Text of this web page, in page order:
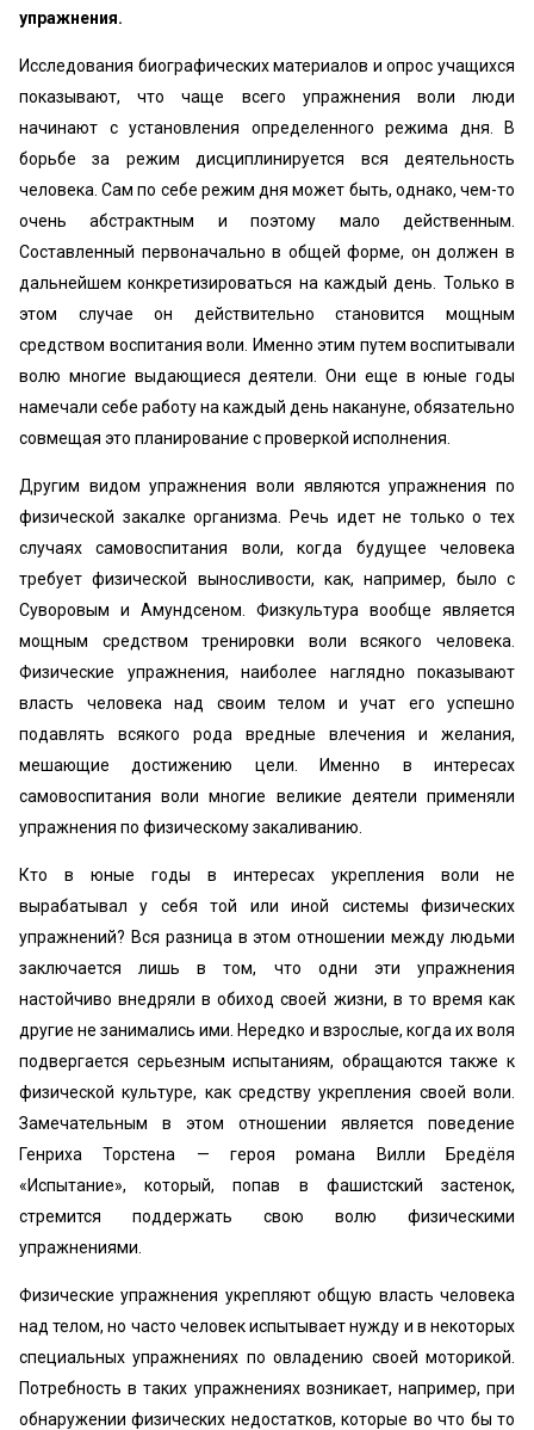
упражнения.
Исследования биографических материалов и опрос учащихся
показывают, что чаще всего упражнения воли люди
начинают с установления определенного режима дня. В
борьбе за режим дисциплинируется вся деятельность
человека. Сам по себе режим дня может быть, однако, чем-то
очень абстрактным и поэтому мало действенным.
Составленный первоначально в общей форме, он должен в
дальнейшем конкретизироваться на каждый день. Только в
этом случае он действительно становится мощным
средством воспитания воли. Именно этим путем воспитывали
волю многие выдающиеся деятели. Они еще в юные годы
намечали себе работу на каждый день накануне, обязательно
совмещая это планирование с проверкой исполнения.
Другим видом упражнения воли являются упражнения по
физической закалке организма. Речь идет не только о тех
случаях самовоспитания воли, когда будущее человека
требует физической выносливости, как, например, было с
Суворовым и Амундсеном. Физкультура вообще является
мощным средством тренировки воли всякого человека.
Физические упражнения, наиболее наглядно показывают
власть человека над своим телом и учат его успешно
подавлять всякого рода вредные влечения и желания,
мешающие достижению цели. Именно в интересах
самовоспитания воли многие великие деятели применяли
упражнения по физическому закаливанию.
Кто в юные годы в интересах укрепления воли не
вырабатывал у себя той или иной системы физических
упражнений? Вся разница в этом отношении между людьми
заключается лишь в том, что одни эти упражнения
настойчиво внедряли в обиход своей жизни, в то время как
другие не занимались ими. Нередко и взрослые, когда их воля
подвергается серьезным испытаниям, обращаются также к
физической культуре, как средству укрепления своей воли.
Замечательным в этом отношении является поведение
Генриха Торстена — героя романа Вилли Бредёля
«Испытание», который, попав в фашистский застенок,
стремится поддержать свою волю физическими
упражнениями.
Физические упражнения укрепляют общую власть человека
над телом, но часто человек испытывает нужду и в некоторых
специальных упражнениях по овладению своей моторикой.
Потребность в таких упражнениях возникает, например, при
обнаружении физических недостатков, которые во что бы то